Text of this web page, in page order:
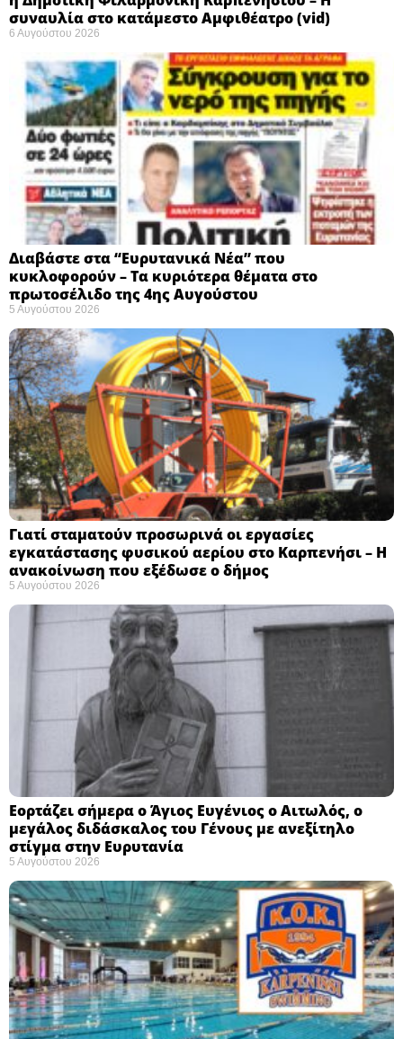
συναυλία στο κατάμεστο Αμφιθέατρο (vid)
6 Αυγούστου 2026
Διαβάστε στα “Ευρυτανικά Νέα” που
κυκλοφορούν – Τα κυριότερα θέματα στο
πρωτοσέλιδο της 4ης Αυγούστου
5 Αυγούστου 2026
Γιατί σταματούν προσωρινά οι εργασίες
εγκατάστασης φυσικού αερίου στο Καρπενήσι – Η
ανακοίνωση που εξέδωσε ο δήμος
5 Αυγούστου 2026
Εορτάζει σήμερα ο Άγιος Ευγένιος ο Αιτωλός, ο
μεγάλος διδάσκαλος του Γένους με ανεξίτηλο
στίγμα στην Ευρυτανία
5 Αυγούστου 2026